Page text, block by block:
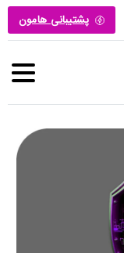
پشتیبانی هامون